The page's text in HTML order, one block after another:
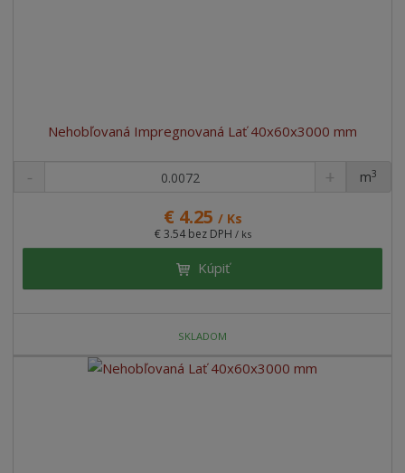
Nehobľovaná Impregnovaná Lať 40x60x3000 mm
€ 4.25 / Ks
€ 3.54 bez DPH / ks
ks
m3
Kúpiť
SKLADOM